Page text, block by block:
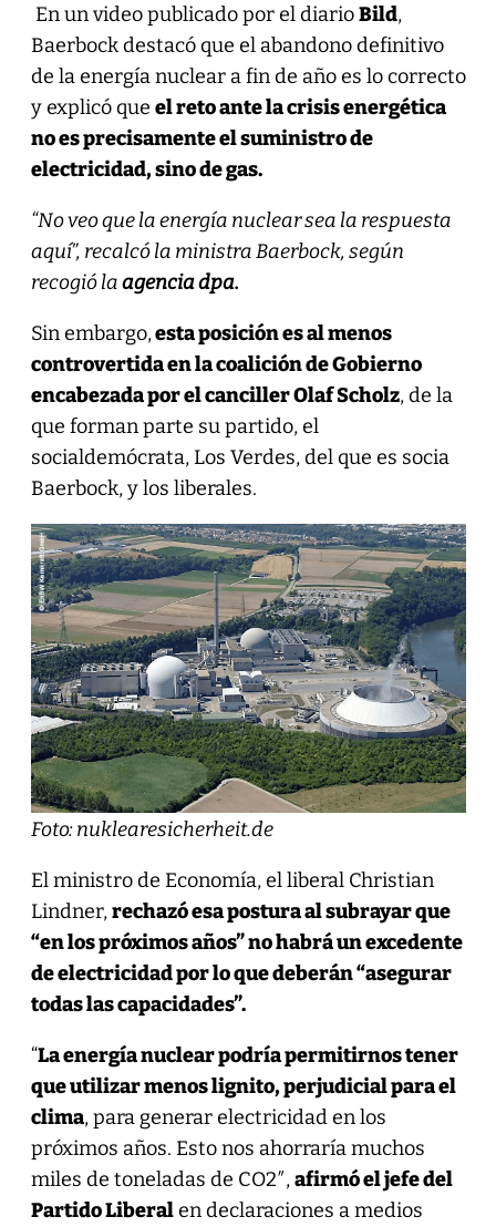
En un video publicado por el diarioBild,
Baerbock destacó que el abandono definitivo
de la energía nuclear a fin de año es lo correcto
y explicó que el reto ante la crisis energética
no es precisamente el suministro de
electricidad, sino de gas.
“No veo que la energía nuclear sea la respuesta
aquí”, recalcó la ministra Baerbock, según
recogió laagencia dpa.
Sin embargo,esta posición es al menos
controvertida en la coalición de Gobierno
encabezada por el canciller Olaf Scholz, de la
que forman parte su partido, el
socialdemócrata, Los Verdes, del que es socia
Baerbock, y los liberales.
Foto: nuklearesicherheit.de
El ministro de Economía, el liberal Christian
Lindner,rechazó esa postura al subrayar que
“en los próximos años” no habrá un excedente
de electricidad por lo que deberán “asegurar
todas las capacidades”.
“La energía nuclear podría permitirnos tener
que utilizar menos lignito, perjudicial para el
clima, para generar electricidad en los
próximos años. Esto nos ahorraría muchos
miles de toneladas de CO2″,afirmó el jefe del
Partido Liberalen declaraciones a medios